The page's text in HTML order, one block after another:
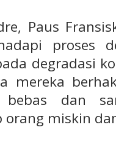
Paus
proses
degradasi
mereka
dan
miskin